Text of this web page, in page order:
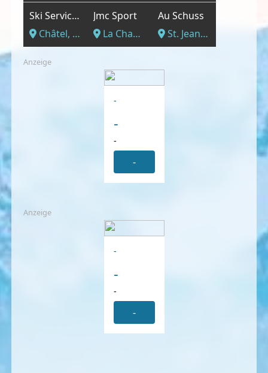
Ski Services Henri Gonon
Châtel, Hochsavoyen
Jmc Sport
La Chapelle d´Abondance, Hochsavoyen
Au Schuss
St. Jean d´Aulps, Hochsavoyen
Anzeige
-
-
-
-
Anzeige
-
-
-
-